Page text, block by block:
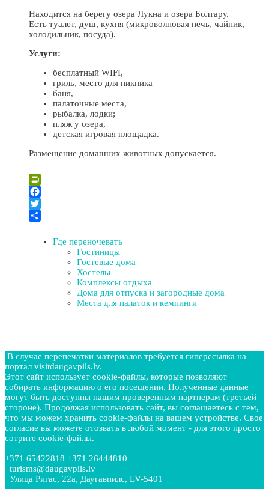
Находится на берегу озера Лукна и озера Болтару.
Есть туалет, душ, кухня (микроволновая печь, чайник,
холодильник, посуда).
Услуги:
бесплатный WIFI,
гриль, место для пикника
баня,
палаточные места,
рыбалка, лодки;
пляж у озера,
детская игровая площадка.
Размещение домашних животных допускается.
PrintFriendly
Facebook
Twitter
Где переночевать
Гостиницы
Гостевые дома
Хостелы
Комплексы отдыха
Дома для отпуска и загородные дома
Места для палаток и кемпинги
В случае перепечатки материалов требуется гиперссылка на
портал visitdaugavpils.lv.
Этот сайт использует cookie-файлы, которые позволяют
собирать информацию о его посещении. Полученные данные
могут быть доступны нашим проверенным партнерам (третьей
стороне). Продолжая использовать сайт, вы соглашаетесь с тем,
что мы можем хранить cookie-файлы на вашем устройстве. Свое
согласие вы можете отозвать в любой момент - для этого просто
сотрите cookie-файлы.
+371 65422818 +371 26444810
turisms@daugavpils.lv
Улица Ригас, 22a, Даугавпилс, LV-5401